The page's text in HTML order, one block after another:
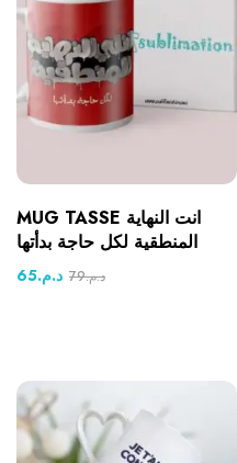
MUG TASSE انت النهاية
المنطقية لكل حاجة بدأتها
د.م.65 د.م.79